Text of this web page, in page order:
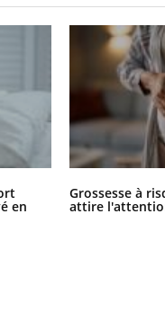
en
Grossesse à
attire